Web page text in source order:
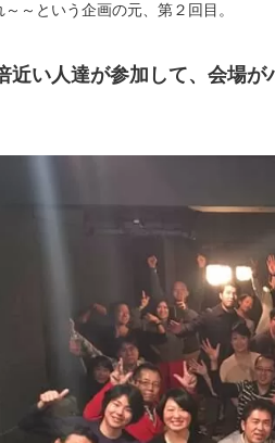
～という企画の元、第２回目。
近い人達が参加して、会場が